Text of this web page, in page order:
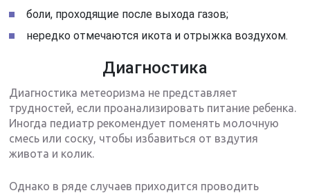
боли, проходящие после выхода газов;
нередко отмечаются икота и отрыжка воздухом.
Диагностика
Диагностика метеоризма не представляет
трудностей, если проанализировать питание ребенка.
Иногда педиатр рекомендует поменять молочную
смесь или соску, чтобы избавиться от вздутия
живота и колик.
Однако в ряде случаев приходится проводить